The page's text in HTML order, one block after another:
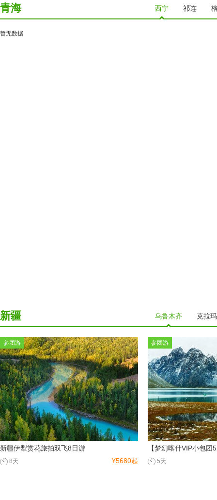
青海 西宁 祁连
暂无数据
新疆 乌鲁木齐 克拉
参团游
新疆伊犁赏花旅拍双飞8日游
¥5680起
8天
参团游
【梦幻喀什VIP小包团
5天